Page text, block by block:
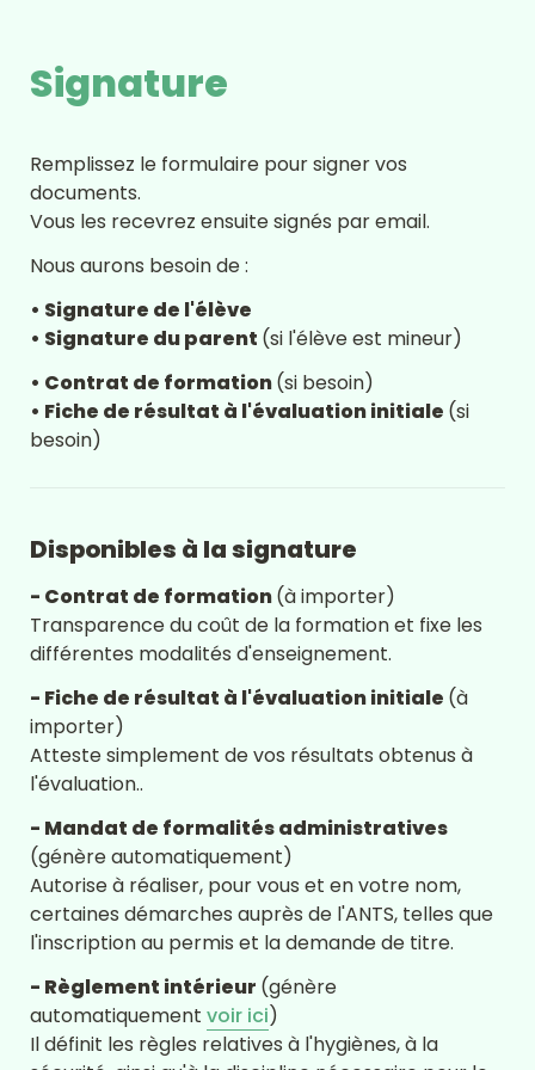
Signature
Remplissez le formulaire pour signer vos
documents.
Vous les recevrez ensuite signés par email.
Nous aurons besoin de :
• Signature de l'élève
• Signature du parent (si l'élève est mineur)
• Contrat de formation (si besoin)
• Fiche de résultat à l'évaluation initiale (si
besoin)
Disponibles à la signature
- Contrat de formation (à importer)
Transparence du coût de la formation et fixe les
différentes modalités d'enseignement.
- Fiche de résultat à l'évaluation initiale (à
importer)
Atteste simplement de vos résultats obtenus à
l'évaluation..
(génère automatiquement)
Autorise à réaliser, pour vous et en votre nom,
certaines démarches auprès de l'ANTS, telles que
l'inscription au permis et la demande de titre.
- Règlement intérieur (génère
automatiquement voir ici)
Il définit les règles relatives à l'hygiènes, à la